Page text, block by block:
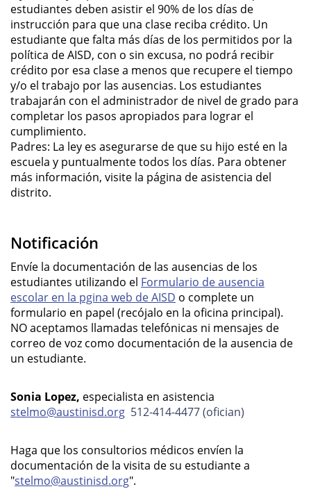
estudiantes deben asistir el 90% de los días de
instrucción para que una clase reciba crédito. Un
estudiante que falta más días de los permitidos por la
política de AISD, con o sin excusa, no podrá recibir
crédito por esa clase a menos que recupere el tiempo
y/o el trabajo por las ausencias. Los estudiantes
trabajarán con el administrador de nivel de grado para
completar los pasos apropiados para lograr el
cumplimiento.
Padres: La ley es asegurarse de que su hijo esté en la
escuela y puntualmente todos los días. Para obtener
más información, visite la página de asistencia del
distrito.
Notificación
Envíe la documentación de las ausencias de los
estudiantes utilizando el Formulario de ausencia
escolar en la pgina web de AISD o complete un
formulario en papel (recójalo en la oficina principal).
NO aceptamos llamadas telefónicas ni mensajes de
correo de voz como documentación de la ausencia de
un estudiante.
Sonia Lopez, especialista en asistencia
stelmo@austinisd.org 512-414-4477 (ofician)
Haga que los consultorios médicos envíen la
documentación de la visita de su estudiante a
"stelmo@austinisd.org".